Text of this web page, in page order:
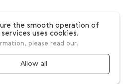
Конкурсная комиссия
the smooth operation of
uses cookies.
please read our.
Allow all